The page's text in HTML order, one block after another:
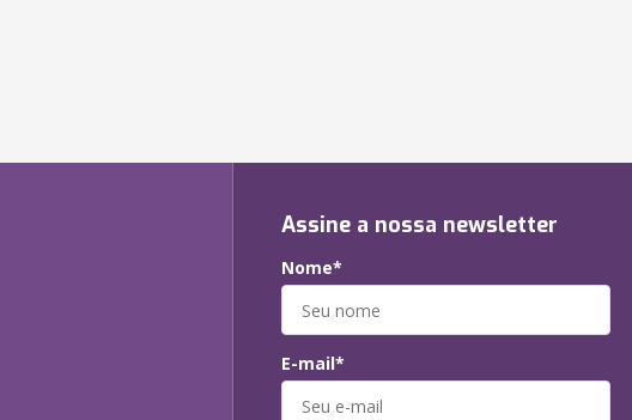
Assine a nossa newsletter
Nome*
E-mail*